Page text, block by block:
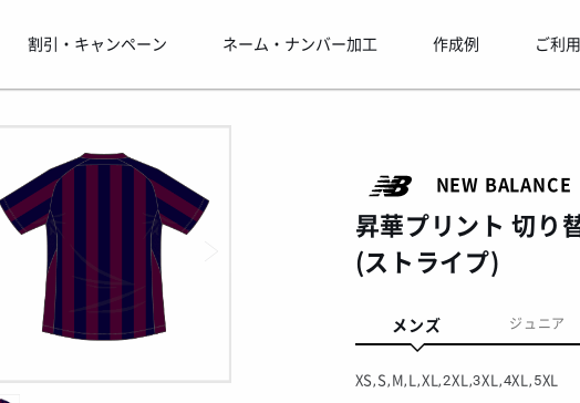
割引・キャンペーン ネーム・ナンバー加工 作成例 ご利
NEW BALANCE
昇華プリント 切り
(ストライプ)
メンズ ジュニア
XS,S,M,L,XL,2XL,3XL,4XL,5XL